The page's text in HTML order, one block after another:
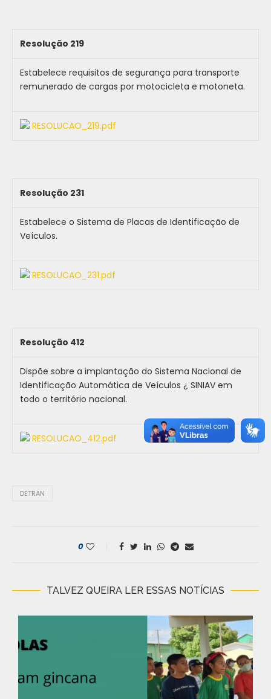
Resolução 219
Estabelece requisitos de segurança para transporte
remunerado de cargas por motocicleta e motoneta.
RESOLUCAO_219.pdf
Resolução 231
Estabelece o Sistema de Placas de Identificação de
Veículos.
RESOLUCAO_231.pdf
Resolução 412
Dispõe sobre a implantação do Sistema Nacional de
Identificação Automática de Veículos ¿ SINIAV em
todo o território nacional.
RESOLUCAO_412.pdf
DETRAN
0
TALVEZ QUEIRA LER ESSAS NOTÍCIAS